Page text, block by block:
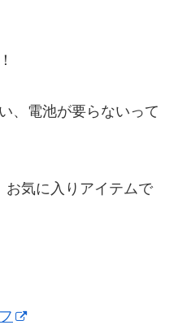
、電池が要らないって
お気に入りアイテムで